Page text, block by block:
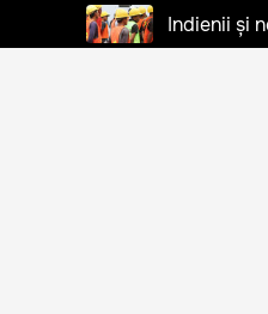
Indienii și